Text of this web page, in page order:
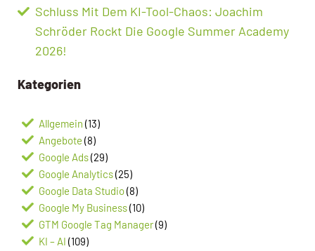
Schluss Mit Dem KI-Tool-Chaos: Joachim
Schröder Rockt Die Google Summer Academy
2026!
Kategorien
Allgemein (13)
Angebote (8)
Google Ads(29)
Google Analytics(25)
Google Data Studio(8)
Google My Business(10)
GTM Google Tag Manager(9)
KI – AI (109)